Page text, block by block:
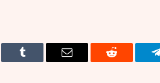
Tumblr Email Reddit